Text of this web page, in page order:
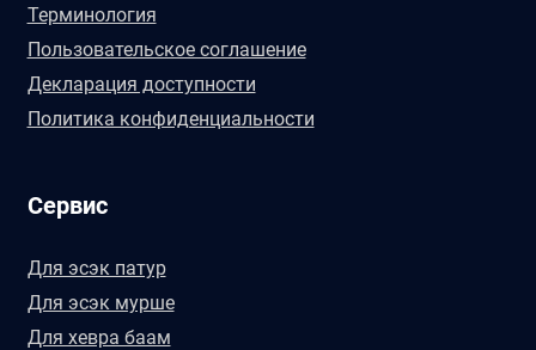
Терминология
Пользовательское соглашение
Декларация доступности
Политика конфиденциальности
Сервис
Для эсэк патур
Для эсэк мурше
Для хевра баам